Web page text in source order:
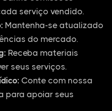
serviço vendido.
Mantenha-se atualizado
do mercado.
Receba materiais
seus serviços.
Conte com nossa
para apoiar seus